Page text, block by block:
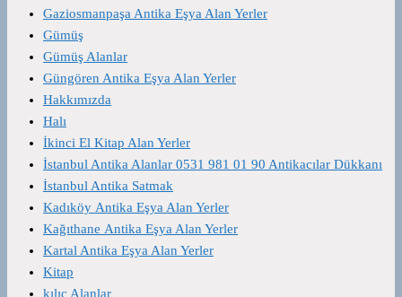
Gaziosmanpaşa Antika Eşya Alan Yerler
Gümüş
Gümüş Alanlar
Güngören Antika Eşya Alan Yerler
Hakkımızda
Halı
İkinci El Kitap Alan Yerler
İstanbul Antika Alanlar 0531 981 01 90 Antikacılar Dükkanı
İstanbul Antika Satmak
Kadıköy Antika Eşya Alan Yerler
Kağıthane Antika Eşya Alan Yerler
Kartal Antika Eşya Alan Yerler
Kitap
kılıç Alanlar